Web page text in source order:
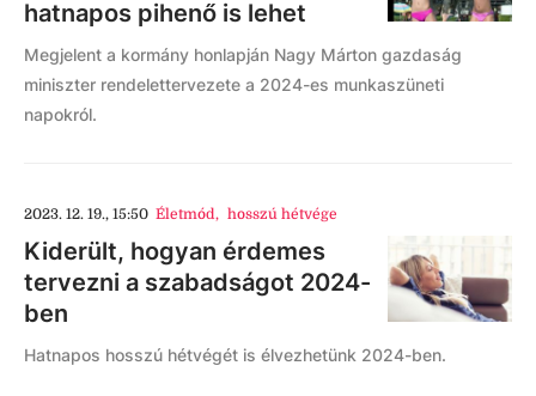
hatnapos pihenő is lehet
Megjelent a kormány honlapján Nagy Márton gazdaság
miniszter rendelettervezete a 2024-es munkaszüneti
napokról.
2023. 12. 19., 15:50 Életmód, hosszú hétvége
Kiderült, hogyan érdemes
tervezni a szabadságot 2024-
ben
Hatnapos hosszú hétvégét is élvezhetünk 2024-ben.